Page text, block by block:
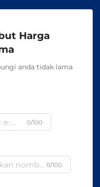
Harga
anda tidak lama
0/100
0/100